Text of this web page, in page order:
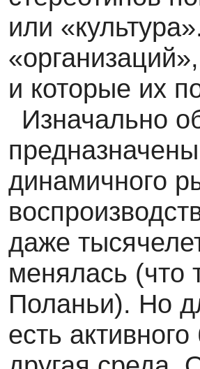
или
и которые их
Изначально
динамичного
даже
менялась (что
Поланьи). Но
есть